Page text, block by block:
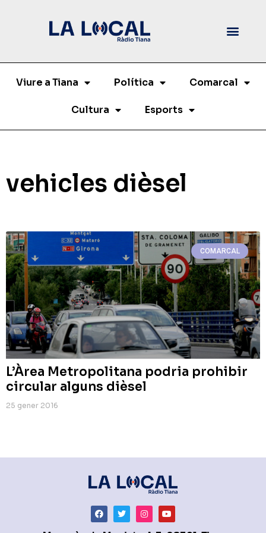
Viure a Tiana Política Comarcal
Cultura Esports
vehicles dièsel
COMARCAL
L’Àrea Metropolitana podria prohibir
circular alguns dièsel
25 gener 2016